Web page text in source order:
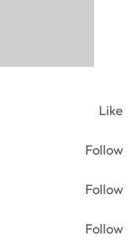
Like
Follow
Follow
Follow